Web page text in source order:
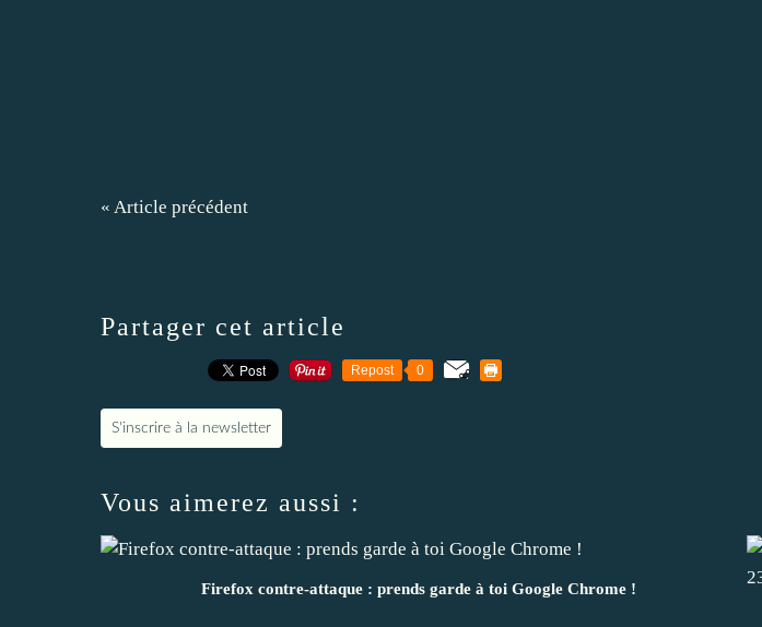
« Article précédent
Partager cet article
Repost 0
S'inscrire à la newsletter
Vous aimerez aussi :
Firefox contre-attaque : prends garde à toi Google Chrome !